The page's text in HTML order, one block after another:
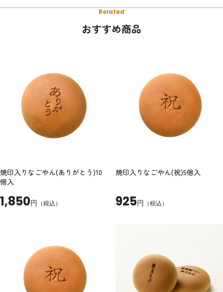
Related
おすすめ商品
焼印入りなごやん(ありがとう)10
個入
1,850円 （税込）
焼印入りなごやん(祝)5個入
925円 （税込）